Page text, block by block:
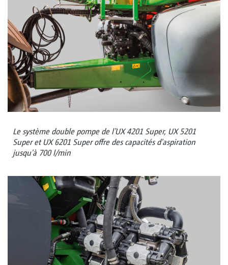
Le système double pompe de l’UX 4201 Super, UX 5201
Super et UX 6201 Super offre des capacités d'aspiration
jusqu'à 700 l/min